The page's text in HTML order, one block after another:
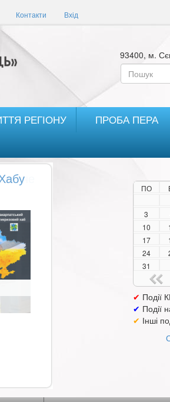
Контакти Вхід
93400, м.
форма
РЕГІОНУ ПРОБА ПЕРА
ПО
3
10
17
24
31
✔ Події
✔ Події
✔ Інші